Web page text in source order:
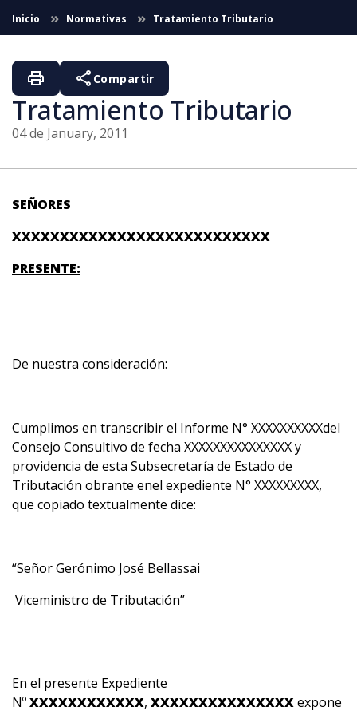
Skip to Main Content
Inicio Normativas Tratamiento Tributario
Tratamiento Tributario
04 de January, 2011
print share Compartir
SEÑORES
XXXXXXXXXXXXXXXXXXXXXXXXXXX
PRESENTE:
De nuestra consideración:
Cumplimos en transcribir el Informe N° XXXXXXXXXXdel
Consejo Consultivo de fecha XXXXXXXXXXXXXXX y
providencia de esta Subsecretaría de Estado de
Tributación obrante enel expediente N° XXXXXXXXX,
que copiado textualmente dice:
“Señor Gerónimo José Bellassai
Viceministro de Tributación”
En el presente Expediente
NºXXXXXXXXXXXX, XXXXXXXXXXXXXXXexpone